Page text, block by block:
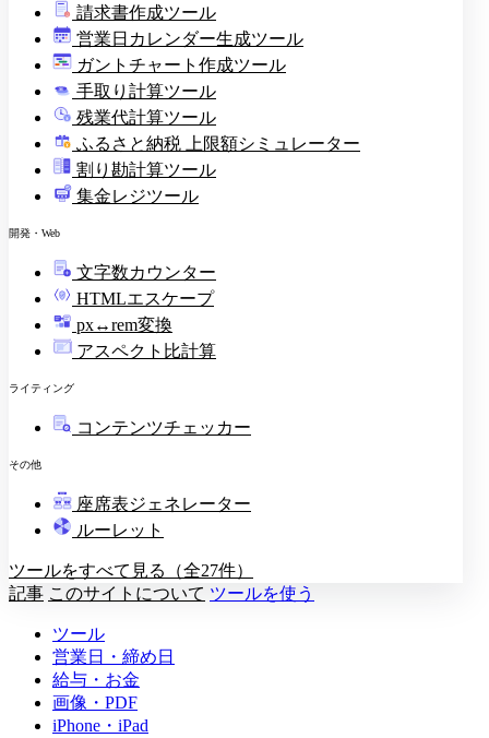
印
請求書作成ツール
営業日カレンダー生成ツール
ガントチャート作成ツール
手取り計算ツール
残業代計算ツール
ふるさと納税 上限額シミュレーター
割り勘計算ツール
集金レジツール
開発・Web
文字数カウンター
HTMLエスケープ
px↔rem変換
アスペクト比計算
ライティング
コンテンツチェッカー
その他
教壇
座席表ジェネレーター
ルーレット
ツールをすべて見る（全27件）
記事 このサイトについて ツールを使う
ツール
営業日・締め日
給与・お金
画像・PDF
iPhone・iPad